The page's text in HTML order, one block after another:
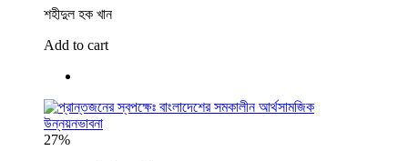
শহীদুল হক খান
Add to cart
27%